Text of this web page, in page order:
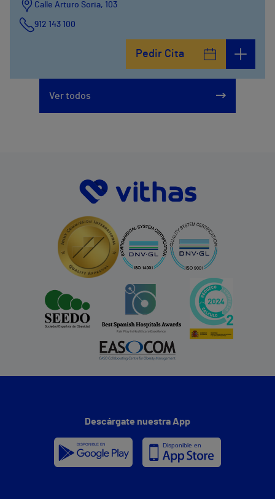
Calle Arturo Soria, 103
912 143 100
Pedir Cita
Ver todos
Descárgate nuestra App